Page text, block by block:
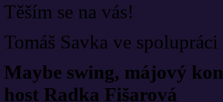
Těším se na vás!
Tomáš Savka ve
Maybe swing, májový
host Radka Fišarová